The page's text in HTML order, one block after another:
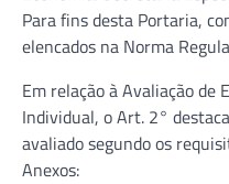
Para fins desta Portaria,
elencados na Norma
Em relação à Avaliação de
Individual, o Art. 2°
avaliado segundo os
Anexos: